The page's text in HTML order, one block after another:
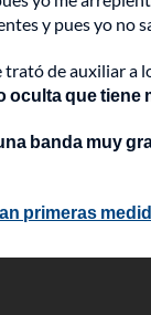
y pues yo no
de auxiliar a
oculta que tiene
banda muy
primeras